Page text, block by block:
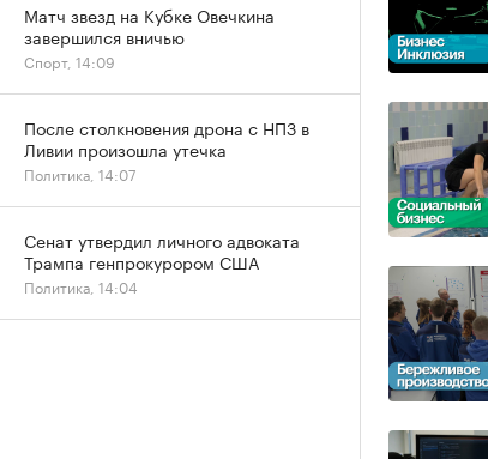
Матч звезд на Кубке Овечкина
завершился вничью
Спорт, 14:09
После столкновения дрона с НПЗ в
Ливии произошла утечка
Политика, 14:07
Сенат утвердил личного адвоката
Трампа генпрокурором США
Политика, 14:04